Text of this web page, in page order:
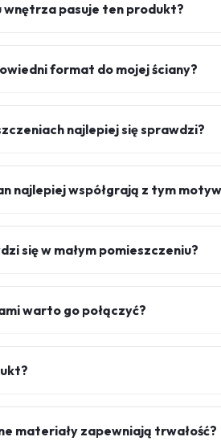
wnętrza pasuje ten produkt?
format do mojej ściany?
najlepiej się sprawdzi?
najlepiej współgrają z tym
się w małym pomieszczeniu?
warto go połączyć?
materiały zapewniają trwałość?